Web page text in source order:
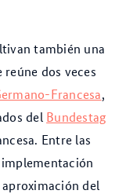
también una
dos veces
Francesa,
del Bundestag
Entre las
del